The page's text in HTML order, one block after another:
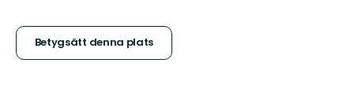
stjärnor
Betygsätt denna plats